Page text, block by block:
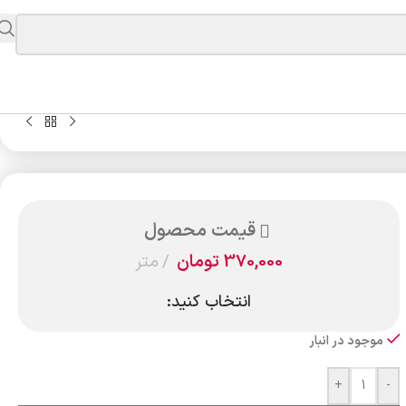
قیمت محصول
370,000تومان متر
انتخاب کنید:
موجود در انبار
-
+